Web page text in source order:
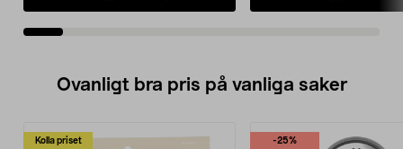
Ovanligt bra pris på vanliga saker
Kolla priset -25%